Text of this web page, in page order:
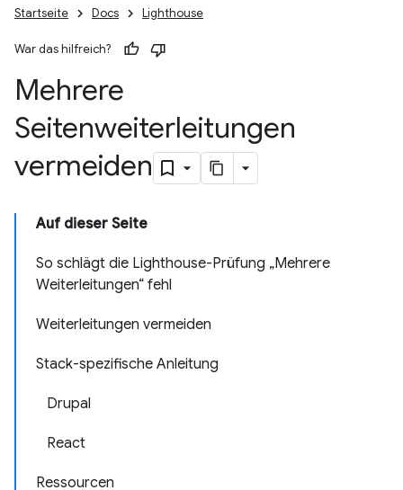
Startseite Docs Lighthouse
War das hilfreich?
Mehrere
Seitenweiterleitungen
vermeiden
Auf dieser Seite
So schlägt die Lighthouse-Prüfung „Mehrere
Weiterleitungen“ fehl
Weiterleitungen vermeiden
Stack-spezifische Anleitung
Drupal
React
Ressourcen